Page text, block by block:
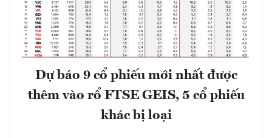
Dự báo 9 cổ phiếu mới nhất được
thêm vào rổ FTSE GEIS, 5 cổ phiếu
khác bị loại